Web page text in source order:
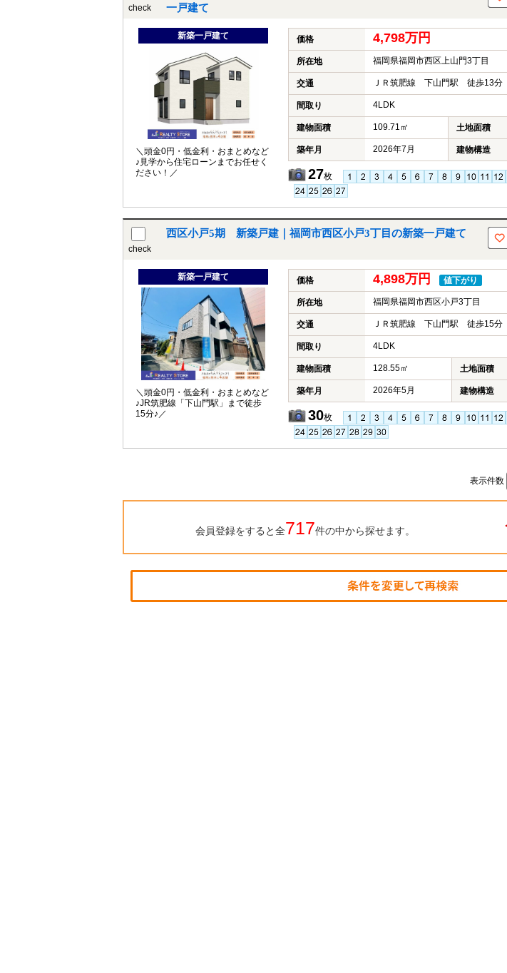
check
一戸建て
新築一戸建て
＼頭金0円・低金利・おまとめなど
♪見学から住宅ローンまでお任せく
ださい！／
価格 4,798万円
所在地 福岡県福岡市西区上山門3丁目
交通 ＪＲ筑肥線 下山門駅 徒歩13分
間取り 4LDK
建物面積 109.71㎡ 土地面積
築年月 2026年7月 建物構造
27枚
check
西区小戸5期 新築戸建｜福岡市西区小戸3丁目の新築一戸建て
新築一戸建て
＼頭金0円・低金利・おまとめなど
♪JR筑肥線「下山門駅」まで徒歩
15分♪／
価格 4,898万円 値下がり
所在地 福岡県福岡市西区小戸3丁目
交通 ＪＲ筑肥線 下山門駅 徒歩15分
間取り 4LDK
建物面積 128.55㎡ 土地面積
築年月 2026年5月 建物構造
30枚
表示件数
会員登録をすると全717件の中から探せます。